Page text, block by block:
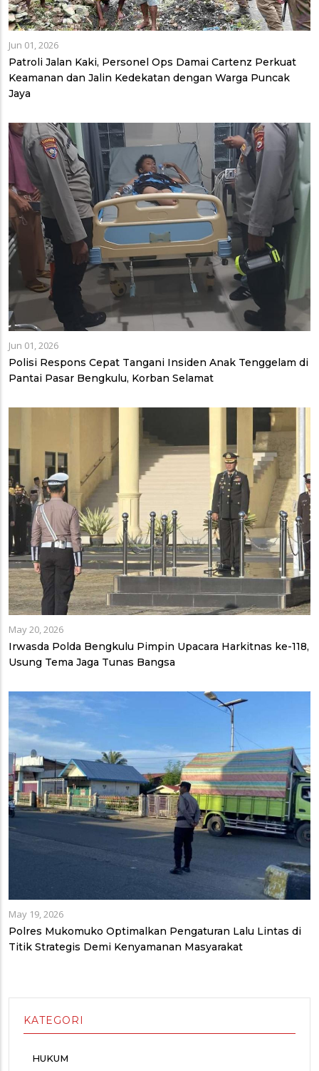
Jun 01, 2026
Patroli Jalan Kaki, Personel Ops Damai Cartenz Perkuat
Keamanan dan Jalin Kedekatan dengan Warga Puncak
Jaya
Jun 01, 2026
Polisi Respons Cepat Tangani Insiden Anak Tenggelam di
Pantai Pasar Bengkulu, Korban Selamat
May 20, 2026
Irwasda Polda Bengkulu Pimpin Upacara Harkitnas ke-118,
Usung Tema Jaga Tunas Bangsa
May 19, 2026
Polres Mukomuko Optimalkan Pengaturan Lalu Lintas di
Titik Strategis Demi Kenyamanan Masyarakat
KATEGORI
HUKUM